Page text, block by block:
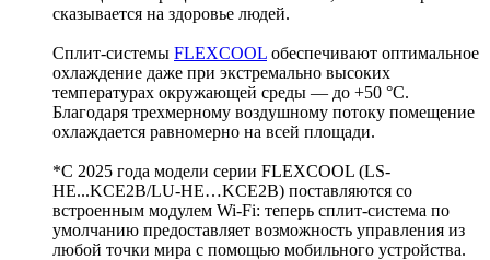
сказывается на здоровье людей.
Сплит-системы FLEXCOOL обеспечивают оптимальное
охлаждение даже при экстремально высоких
температурах окружающей среды — до +50 °C.
Благодаря трехмерному воздушному потоку помещение
охлаждается равномерно на всей площади.
*С 2025 года модели серии FLEXCOOL (LS-
HE...KCE2B/LU-HE…KCE2B) поставляются со
встроенным модулем Wi-Fi: теперь сплит-система по
умолчанию предоставляет возможность управления из
любой точки мира с помощью мобильного устройства.